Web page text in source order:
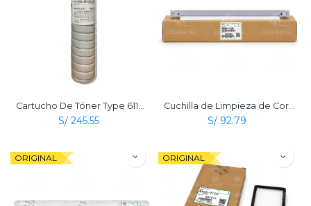
S/ 245.55 S/ 92.79
ORIGINAL ORIGINAL